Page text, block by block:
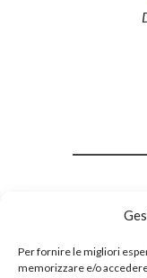
Per fornire le migliori
memorizzare e/o